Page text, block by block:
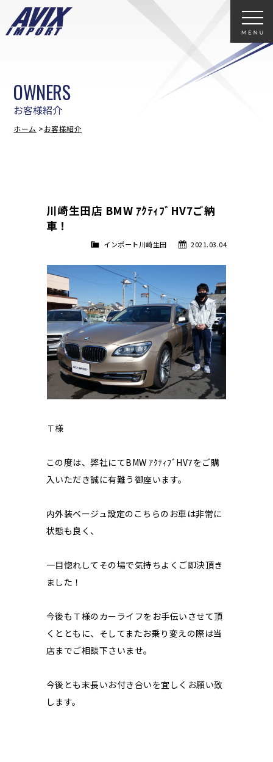
お客様紹介
OWNERS
ホーム お客様紹介
川崎生田店 BMW ｱｸﾃｨﾌﾞHV7ご納
車！
2021.03.04
インポート川崎生田
Ｔ様
この度は、弊社にてBMW ｱｸﾃｨﾌﾞHV7をご購
入いただき誠に有難う御座います。
内外装ベージュ設定のこちらのお車は非常に
状態も良く、
一目惚れしてその場で気持ちよくご即決頂き
ました！
今後もＴ様のカーライフをお手伝いさせて頂
くとともに、そしてまたお乗り変えの際は当
店までご相談下さいませ。
今後とも末長いお付き合いを宜しくお願い致
します。